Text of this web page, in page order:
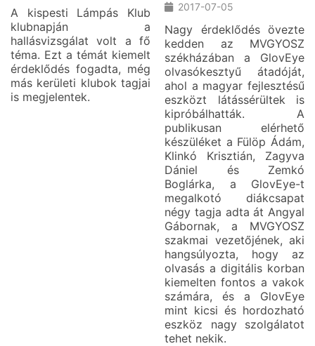
A kispesti Lámpás Klub
klubnapján a
hallásvizsgálat volt a fő
téma. Ezt a témát kiemelt
érdeklődés fogadta, még
más kerületi klubok tagjai
is megjelentek.
2017-07-05
Nagy érdeklődés övezte
kedden az MVGYOSZ
székházában a GlovEye
olvasókesztyű átadóját,
ahol a magyar fejlesztésű
eszközt látássérültek is
kipróbálhatták. A
publikusan elérhető
készüléket a Fülöp Ádám,
Klinkó Krisztián, Zagyva
Dániel és Zemkó
Boglárka, a GlovEye-t
megalkotó diákcsapat
négy tagja adta át Angyal
Gábornak, a MVGYOSZ
szakmai vezetőjének, aki
hangsúlyozta, hogy az
olvasás a digitális korban
kiemelten fontos a vakok
számára, és a GlovEye
mint kicsi és hordozható
eszköz nagy szolgálatot
tehet nekik.